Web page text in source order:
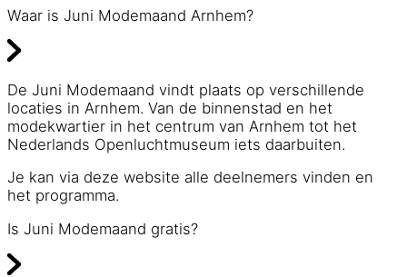
Waar is Juni Modemaand Arnhem?
De Juni Modemaand vindt plaats op verschillende
locaties in Arnhem. Van de binnenstad en het
modekwartier in het centrum van Arnhem tot het
Nederlands Openluchtmuseum iets daarbuiten.
Je kan via deze website alle deelnemers vinden en
het programma.
Is Juni Modemaand gratis?